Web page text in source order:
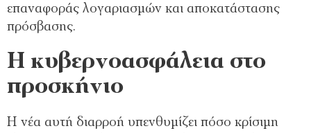
επαναφοράς λογαριασμών και αποκατάστασης
πρόσβασης.
Η κυβερνοασφάλεια στο
προσκήνιο
Η νέα αυτή διαρροή υπενθυμίζει πόσο κρίσιμη